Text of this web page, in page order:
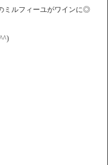
ミルフィーユがワインに◎